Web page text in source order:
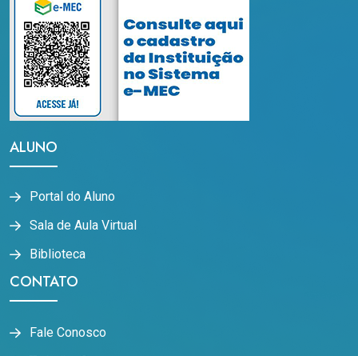
ALUNO
Portal do Aluno
Sala de Aula Virtual
Biblioteca
CONTATO
Fale Conosco